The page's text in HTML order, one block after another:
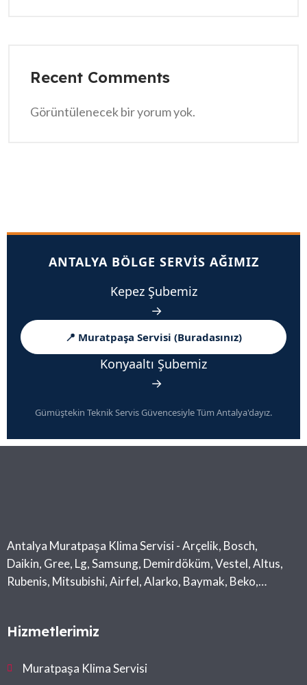
Recent Comments
Görüntülenecek bir yorum yok.
ANTALYA BÖLGE SERVIS AĞIMIZ
Kepez Şubemiz
→
📍 Muratpaşa Servisi (Buradasınız)
Konyaaltı Şubemiz
→
Gümüştekin Teknik Servis Güvencesiyle Tüm Antalya'dayız.
Antalya Muratpaşa Klima Servisi - Arçelik, Bosch,
Daikin, Gree, Lg, Samsung, Demirdöküm, Vestel, Altus,
Rubenis, Mitsubishi, Airfel, Alarko, Baymak, Beko,
Hizmetlerimiz
Muratpaşa Klima Servisi